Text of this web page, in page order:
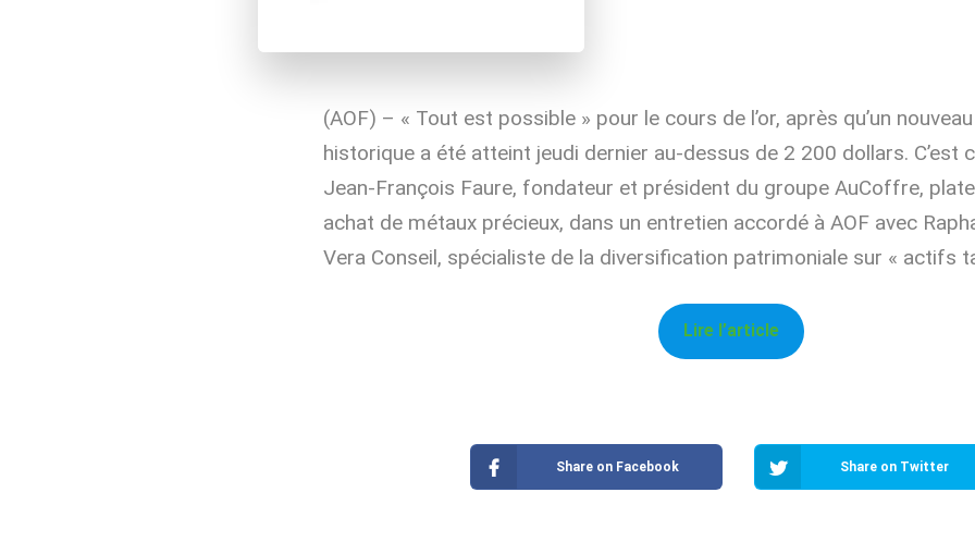
(AOF) – « Tout est possible » pour le cours de l’or, après qu’un
historique a été atteint jeudi dernier au-dessus de 2 200 dollars. C’est
Jean-François Faure, fondateur et président du groupe AuCoffre,
achat de métaux précieux, dans un entretien accordé à AOF avec
Vera Conseil, spécialiste de la diversification patrimoniale sur « actifs
Lire l’article
Share on Facebook Share on Twitter